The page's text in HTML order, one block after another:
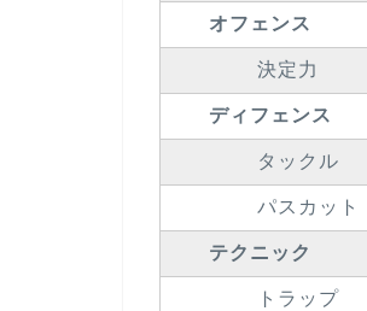
オフェンス
決定力
ディフェンス
タックル
パスカット
テクニック
トラップ